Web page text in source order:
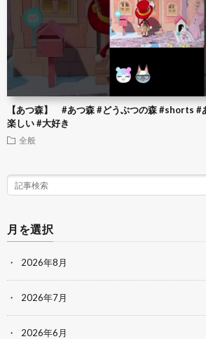
【あつ森】 #あつ森 #どうぶつの森 #shorts #
楽しい #大好き
全般
月を選択
2026年8月
2026年7月
2026年6月